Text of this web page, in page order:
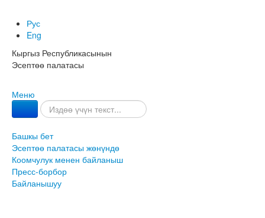
Рус
Eng
Кыргыз Республикасынын
Эсептөө палатасы
Меню
Башкы бет
Эсептөө палатасы жөнүндө
Коомчулук менен байланыш
Пресс-борбор
Байланышуу